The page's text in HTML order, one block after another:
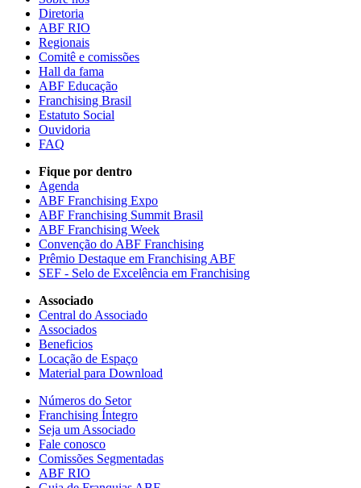
Diretoria
ABF RIO
Regionais
Comitê e comissões
Hall da fama
ABF Educação
Franchising Brasil
Estatuto Social
Ouvidoria
FAQ
Fique por dentro
Agenda
ABF Franchising Expo
ABF Franchising Summit Brasil
ABF Franchising Week
Convenção do ABF Franchising
Prêmio Destaque em Franchising ABF
SEF - Selo de Excelência em Franchising
Associado
Central do Associado
Associados
Beneficios
Locação de Espaço
Material para Download
Números do Setor
Franchising Íntegro
Seja um Associado
Fale conosco
Comissões Segmentadas
ABF RIO